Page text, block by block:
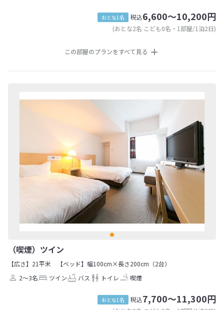
おとな1名 税込6,600～10,200円
(おとな2名 こども0名・1部屋/1泊2日)
この部屋のプランをすべて見る
（喫煙）ツイン
【広さ】21平米
【ベッド】幅100cm×長さ200cm（2台）
2～3名
ツイン バス トイレ 喫煙
おとな1名 税込7,700～11,300円